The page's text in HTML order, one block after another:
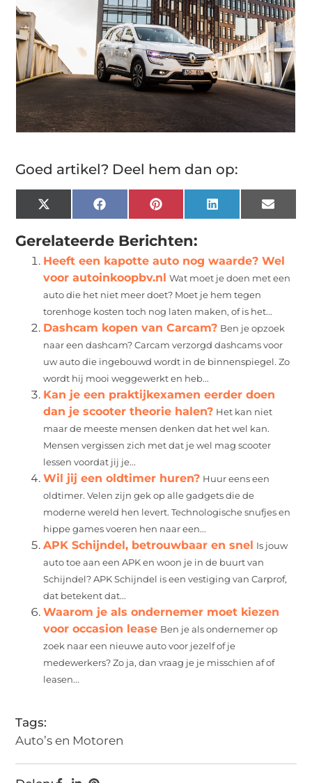
Goed artikel? Deel hem dan op:
X
(Twitter)
FacebookPinterest LinkedIn Email
Gerelateerde Berichten:
Heeft een kapotte auto nog waarde? Wel
voor autoinkoopbv.nl Wat moet je doen met een
auto die het niet meer doet? Moet je hem tegen
torenhoge kosten toch nog laten maken, of is het...
Dashcam kopen van Carcam? Ben je opzoek
naar een dashcam? Carcam verzorgd dashcams voor
uw auto die ingebouwd wordt in de binnenspiegel. Zo
wordt hij mooi weggewerkt en heb...
Kan je een praktijkexamen eerder doen
dan je scooter theorie halen? Het kan niet
maar de meeste mensen denken dat het wel kan.
Mensen vergissen zich met dat je wel mag scooter
lessen voordat jij je...
Wil jij een oldtimer huren? Huur eens een
oldtimer. Velen zijn gek op alle gadgets die de
moderne wereld hen levert. Technologische snufjes en
hippe games voeren hen naar een...
APK Schijndel, betrouwbaar en snel Is jouw
auto toe aan een APK en woon je in de buurt van
Schijndel? APK Schijndel is een vestiging van Carprof,
dat betekent dat...
Waarom je als ondernemer moet kiezen
voor occasion lease Ben je als ondernemer op
zoek naar een nieuwe auto voor jezelf of je
medewerkers? Zo ja, dan vraag je je misschien af of
leasen...
Tags:
Auto’s en Motoren